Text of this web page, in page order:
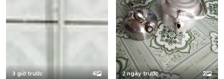
3 giờ trước 4 2 ngày trước 2